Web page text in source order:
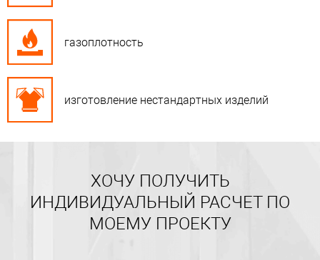
газоплотность
изготовление нестандартных изделий
ХОЧУ ПОЛУЧИТЬ
ИНДИВИДУАЛЬНЫЙ РАСЧЕТ ПО
МОЕМУ ПРОЕКТУ